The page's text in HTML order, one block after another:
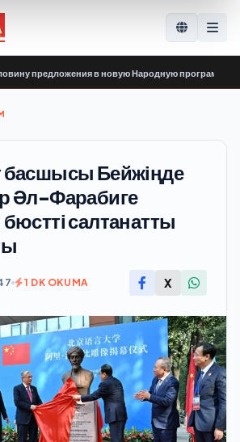
предложения в новую Народную программу
басшысы Бейжіңде
Әл-Фарабиге
салтанатты
1 DK OKUMA X